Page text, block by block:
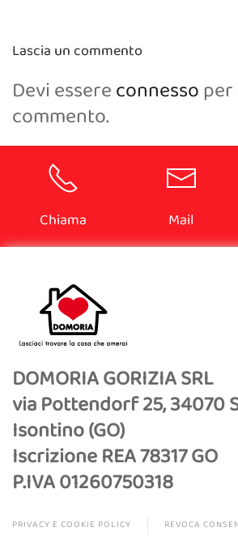
Lascia un commento
Devi essereconnesso
commento.
Chiama Mail
DOMORIA GORIZIA SRL
via Pottendorf 25, 34070
Isontino (GO)
Iscrizione REA 78317 GO
P.IVA 01260750318
PRIVACY E COOKIE POLICY REVOCA